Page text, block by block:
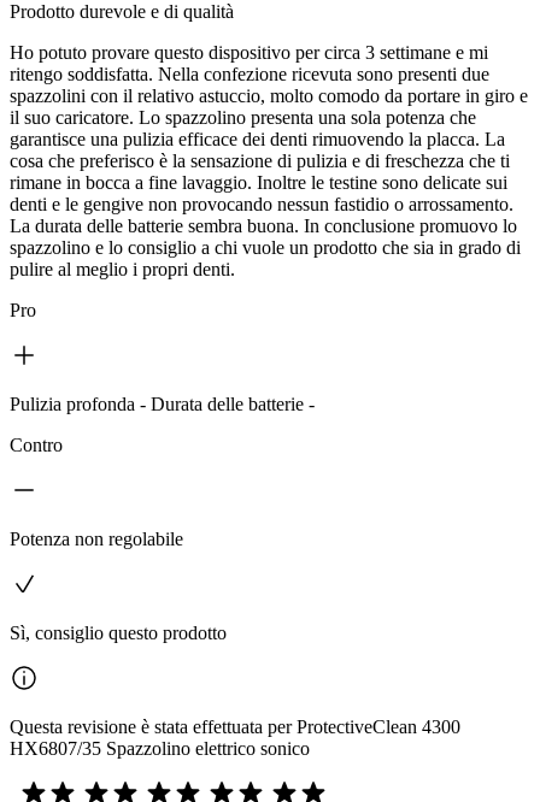
Prodotto durevole e di qualità
Ho potuto provare questo dispositivo per circa 3 settimane e mi
ritengo soddisfatta. Nella confezione ricevuta sono presenti due
spazzolini con il relativo astuccio, molto comodo da portare in giro e
il suo caricatore. Lo spazzolino presenta una sola potenza che
garantisce una pulizia efficace dei denti rimuovendo la placca. La
cosa che preferisco è la sensazione di pulizia e di freschezza che ti
rimane in bocca a fine lavaggio. Inoltre le testine sono delicate sui
denti e le gengive non provocando nessun fastidio o arrossamento.
La durata delle batterie sembra buona. In conclusione promuovo lo
spazzolino e lo consiglio a chi vuole un prodotto che sia in grado di
pulire al meglio i propri denti.
Pro
Pulizia profonda - Durata delle batterie -
Contro
Potenza non regolabile
Sì, consiglio questo prodotto
Questa revisione è stata effettuata per ProtectiveClean 4300
HX6807/35 Spazzolino elettrico sonico